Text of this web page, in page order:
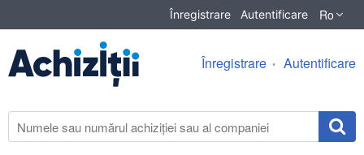
Înregistrare Autentificare Ro
Înregistrare Autentificare